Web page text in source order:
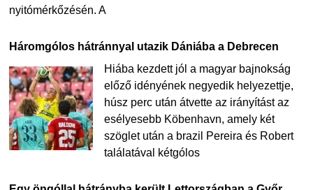
nyitómérkőzésén. A
Háromgólos hátránnyal utazik Dániába a Debrecen
Hiába kezdett jól a magyar bajnokság
előző idényének negyedik helyezettje,
húsz perc után átvette az irányítást az
esélyesebb Köbenhavn, amely két
szöglet után a brazil Pereira és Robert
találatával kétgólos